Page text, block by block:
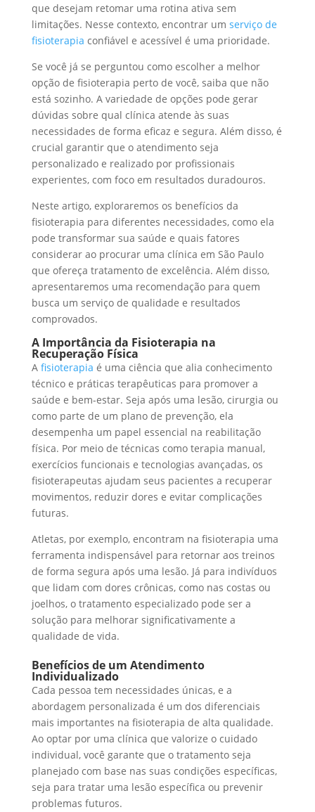
que desejam retomar uma rotina ativa sem
limitações. Nesse contexto, encontrar um serviço de
fisioterapia confiável e acessível é uma prioridade.
Se você já se perguntou como escolher a melhor
opção de fisioterapia perto de você, saiba que não
está sozinho. A variedade de opções pode gerar
dúvidas sobre qual clínica atende às suas
necessidades de forma eficaz e segura. Além disso, é
crucial garantir que o atendimento seja
personalizado e realizado por profissionais
experientes, com foco em resultados duradouros.
Neste artigo, exploraremos os benefícios da
fisioterapia para diferentes necessidades, como ela
pode transformar sua saúde e quais fatores
considerar ao procurar uma clínica em São Paulo
que ofereça tratamento de excelência. Além disso,
apresentaremos uma recomendação para quem
busca um serviço de qualidade e resultados
comprovados.
A Importância da Fisioterapia na
Recuperação Física
A fisioterapia é uma ciência que alia conhecimento
técnico e práticas terapêuticas para promover a
saúde e bem-estar. Seja após uma lesão, cirurgia ou
como parte de um plano de prevenção, ela
desempenha um papel essencial na reabilitação
física. Por meio de técnicas como terapia manual,
exercícios funcionais e tecnologias avançadas, os
fisioterapeutas ajudam seus pacientes a recuperar
movimentos, reduzir dores e evitar complicações
futuras.
Atletas, por exemplo, encontram na fisioterapia uma
ferramenta indispensável para retornar aos treinos
de forma segura após uma lesão. Já para indivíduos
que lidam com dores crônicas, como nas costas ou
joelhos, o tratamento especializado pode ser a
solução para melhorar significativamente a
qualidade de vida.
Benefícios de um Atendimento
Individualizado
Cada pessoa tem necessidades únicas, e a
abordagem personalizada é um dos diferenciais
mais importantes na fisioterapia de alta qualidade.
Ao optar por uma clínica que valorize o cuidado
individual, você garante que o tratamento seja
planejado com base nas suas condições específicas,
seja para tratar uma lesão específica ou prevenir
problemas futuros.